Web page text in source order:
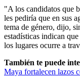
"A los candidatos que
les pediría que en sus
tema de género, dijo,
estadísticas indican
los lugares ocurre a
También te puede
Maya fortalecen lazos